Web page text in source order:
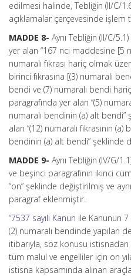
edilmesi halinde, Tebliğin (II/C/
açıklamalar çerçevesinde işlem
MADDE 8- Aynı Tebliğin (II/C/
yer alan “167 nci maddesine [5
numaralı fıkrası hariç olmak
birinci fıkrasına [(3) numaralı
bendi ve (7) numaralı bendi
paragrafında yer alan “(5)
numaralı bendinin (a) alt
alan “(12) numaralı fıkrasının
bendinin (a) alt bendi” şeklinde
MADDE 9- Aynı Tebliğin (IV/G/
ve beşinci paragrafının ikinci
“on” şeklinde değiştirilmiş ve
paragraf eklenmiştir.
“7537 sayılı Kanun ile Kanunun 7
(2) numaralı bendinde yapılan
itibarıyla, söz konusu
tüm malul ve engelliler için on
istisna kapsamında alınan